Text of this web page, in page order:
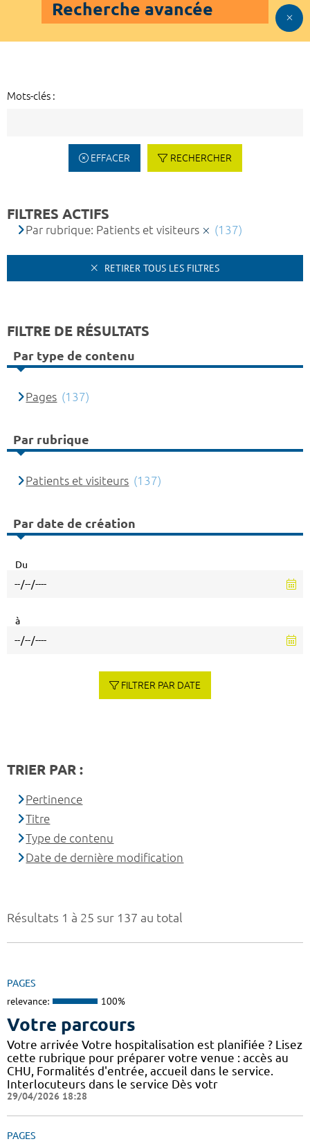
Recherche avancée
Mots-clés :
EFFACER RECHERCHER
Résultats 1 à 25 sur 137 au total
PAGES
relevance: 100%
Votre parcours
Votre arrivée Votre hospitalisation est planifiée ? Lisez
cette rubrique pour préparer votre venue : accès au
CHU, Formalités d'entrée, accueil dans le service.
Interlocuteurs dans le service Dès votr
29/04/2026 18:28
PAGES
FILTRES ACTIFS
Par rubrique: Patients et visiteurs (137)
RETIRER TOUS LES FILTRES
FILTRE DE RÉSULTATS
Par type de contenu
Pages (137)
Par rubrique
Patients et visiteurs (137)
Par date de création
Du
à
FILTRER PAR DATE
TRIER PAR :
Pertinence
Titre
Type de contenu
Date de dernière modification